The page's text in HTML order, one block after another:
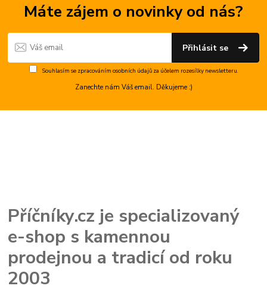
Máte zájem o novinky od nás?
Přihlásit se
Souhlasím se zpracováním osobních údajůza účelem rozesílky newsletteru.
Zanechte nám Váš email. Děkujeme :)
Příčníky.cz je specializovaný
e-shop s kamennou
prodejnou a tradicí od roku
2003